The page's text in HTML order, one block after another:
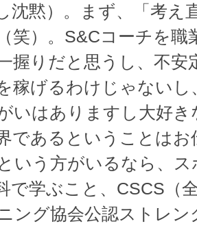
黙）。まず、「考え
笑）。S&Cコーチを
握りだと思うし、不
稼げるわけじゃない
いはありますし大好
であるということは
いう方がいるなら、
で学ぶこと、CSCS（
ング協会公認ストレ